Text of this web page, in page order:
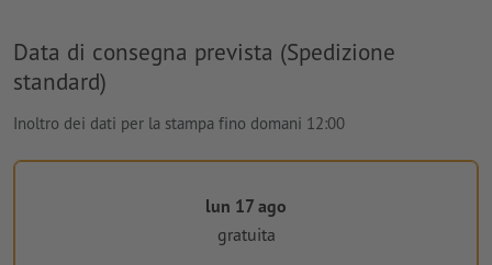
Data di consegna prevista (Spedizione
standard)
Inoltro dei dati per la stampa fino domani 12:00
lun 17 ago
gratuita